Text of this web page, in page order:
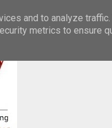
and to analyze
metrics to ensure